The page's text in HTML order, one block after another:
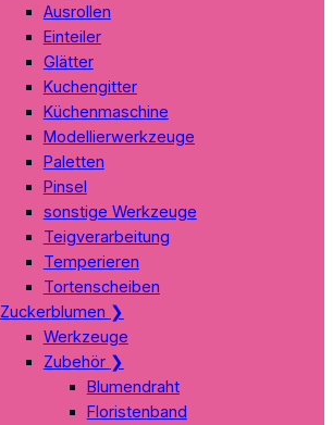
Ausrollen
Einteiler
Glätter
Kuchengitter
Küchenmaschine
Modellierwerkzeuge
Paletten
Pinsel
sonstige Werkzeuge
Teigverarbeitung
Temperieren
Tortenscheiben
Zuckerblumen ❯
Werkzeuge
Zubehör ❯
Blumendraht
Floristenband